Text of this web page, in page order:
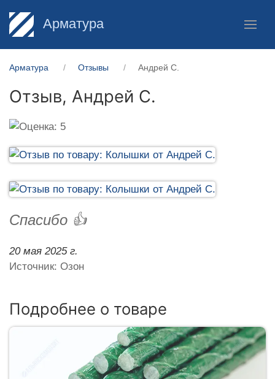
Арматура
Арматура Отзывы Андрей С.
Отзыв, Андрей С.
Спасибо 👍
20 мая 2025 г.
Источник: Озон
Подробнее о товаре